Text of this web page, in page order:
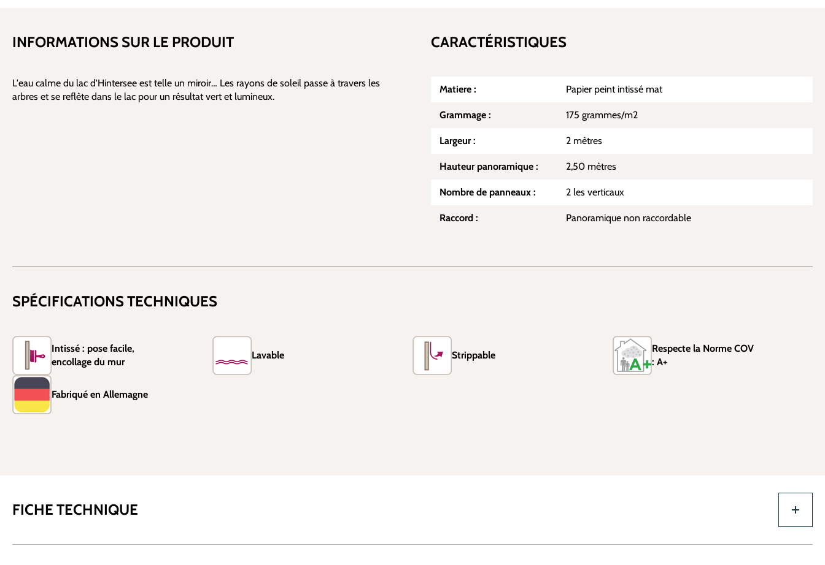
INFORMATIONS SUR LE PRODUIT
L'eau calme du lac d'Hintersee est telle un miroir… Les rayons de soleil passe à travers les
arbres et se reflète dans le lac pour un résultat vert et lumineux.
CARACTÉRISTIQUES
Matiere : Papier peint intissé mat
Grammage : 175 grammes/m2
Largeur : 2 mètres
Hauteur panoramique : 2,50 mètres
Nombre de panneaux : 2 les verticaux
Raccord : Panoramique non raccordable
SPÉCIFICATIONS TECHNIQUES
Intissé : pose facile,
encollage du mur
Lavable Strippable
Respecte la Norme COV
: A+
Fabriqué en Allemagne
FICHE TECHNIQUE